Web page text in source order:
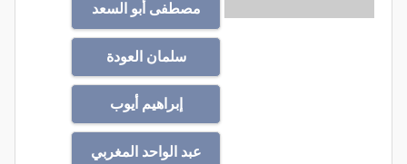
مصطفى أبو السعد
سلمان العودة
إبراهيم أيوب
عبد الواحد المغربي